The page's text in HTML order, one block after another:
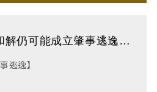
解仍可能成立肇事逃逸】
逃逸】